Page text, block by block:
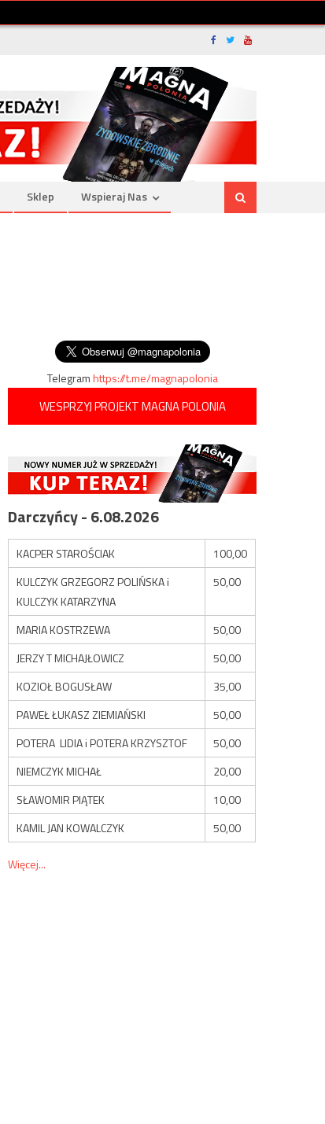
Sklep Wspieraj Nas
Telegramhttps://t.me/magnapolonia
WESPRZYJ PROJEKT MAGNA POLONIA
Darczyńcy - 6.08.2026
KACPER STAROŚCIAK
100,00
KULCZYK GRZEGORZ POLIŃSKA i
KULCZYK KATARZYNA
50,00
MARIA KOSTRZEWA
50,00
JERZY T MICHAJŁOWICZ
50,00
KOZIOŁ BOGUSŁAW
35,00
PAWEŁ ŁUKASZ ZIEMIAŃSKI
50,00
POTERA LIDIA i POTERA KRZYSZTOF
50,00
NIEMCZYK MICHAŁ
20,00
SŁAWOMIR PIĄTEK
10,00
KAMIL JAN KOWALCZYK
50,00
Więcej...